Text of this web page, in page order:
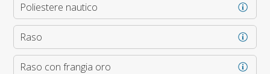
Poliestere nautico
Raso
Raso con frangia oro